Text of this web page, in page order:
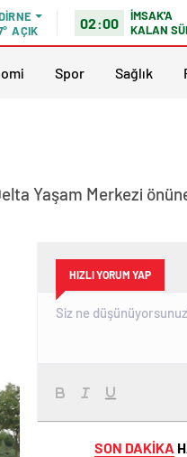
AÇIK 02:00
İMSAK'A
KALAN
Spor Sağlık
Yaşam Merkezi
HIZLI YORUM YAP
SON DAKİKA